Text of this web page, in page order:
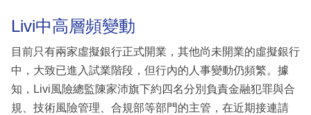
Livi中高層頻變動
目前只有兩家虛擬銀行正式開業，其他尚未開業的虛擬銀行
中，大致已進入試業階段，但行內的人事變動仍頻繁。據
知，Livi風險總監陳家沛旗下約四名分別負責金融犯罪與合
規、技術風險管理、合規部等部門的主管，在近期接連請